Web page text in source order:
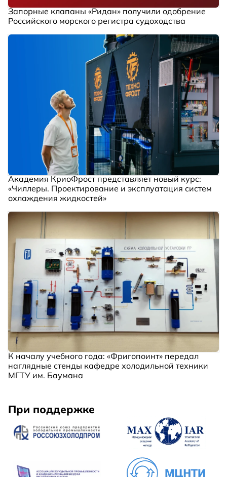
Запорные клапаны «Ридан» получили одобрение
Российского морского регистра судоходства
Академия КриоФрост представляет новый курс:
«Чиллеры. Проектирование и эксплуатация систем
охлаждения жидкостей»
К началу учебного года: «Фригопоинт» передал
наглядные стенды кафедре холодильной техники
МГТУ им. Баумана
При поддержке